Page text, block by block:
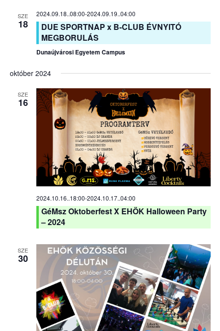
SZE
18
2024.09.18..08:00-2024.09.19..04:00
DUE SPORTNAP x B-CLUB ÉVNYITÓ
MEGBORULÁS
Dunaújvárosi Egyetem Campus
október 2024
SZE
16
2024.10.16..18:00-2024.10.17..04:00
GéMsz Oktoberfest X EHÖK Halloween Party
– 2024
SZE
30